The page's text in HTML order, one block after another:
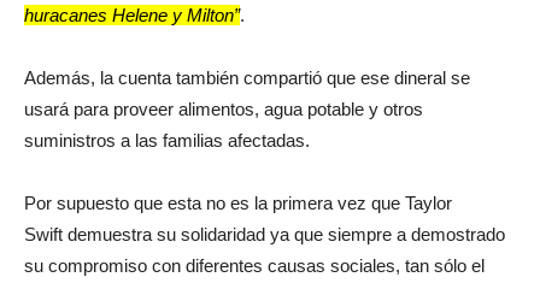
huracanes Helene y Milton”.
Además, la cuenta también compartió que ese dineral se
usará para proveer alimentos, agua potable y otros
suministros a las familias afectadas.
Por supuesto que esta no es la primera vez que Taylor
Swift demuestra su solidaridad ya que siempre a demostrado
su compromiso con diferentes causas sociales, tan sólo el